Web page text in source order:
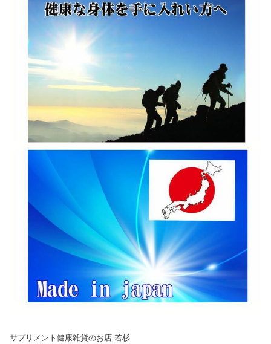
サプリメント健康雑貨のお店 若杉